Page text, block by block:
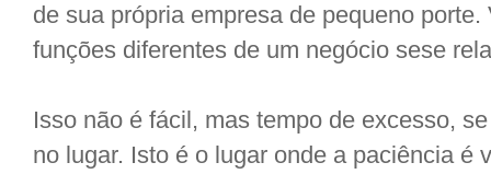
de sua própria empresa de pequeno
funções diferentes de um negócio sese
Isso não é fácil, mas tempo de excesso,
no lugar. Isto é o lugar onde a paciência é